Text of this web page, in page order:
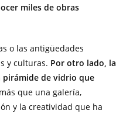
miles de obras
o las antigüedades
y culturas. Por otro lado, la
pirámide de vidrio que
que una galería,
y la creatividad que ha